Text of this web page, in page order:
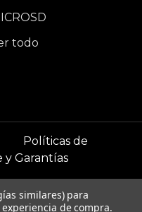
todo
Políticas de
y Garantías
similares) para
de compra.